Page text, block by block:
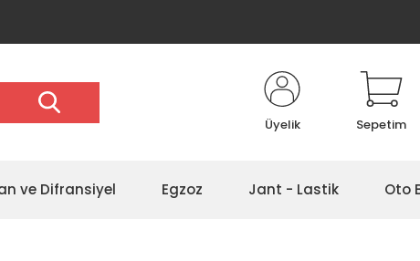
Üyelik Sepetim
ve Difransiyel Egzoz Jant - Lastik Oto